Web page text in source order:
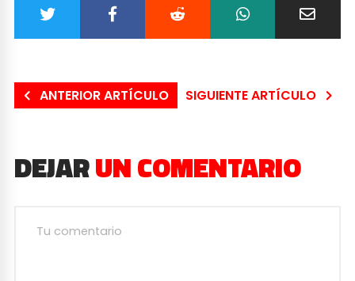
ANTERIOR ARTÍCULO SIGUIENTE ARTÍCULO
DEJARUN COMENTARIO